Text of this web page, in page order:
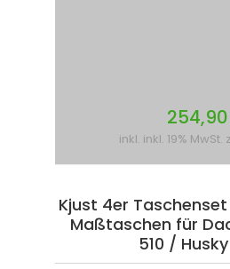
inkl. inkl. 19% MwSt.
Kjust 4er
Maßtaschen für
510 /